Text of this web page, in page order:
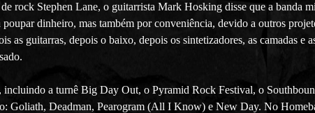
rock Stephen Lane, o guitarrista Mark Hosking disse que a banda
dinheiro, mas também por conveniência, devido a outros
as guitarras, depois o baixo, depois os sintetizadores, as camadas
a turnê Big Day Out, o Pyramid Rock Festival, o
Goliath, Deadman, Pearogram (All I Know) e New Day. No